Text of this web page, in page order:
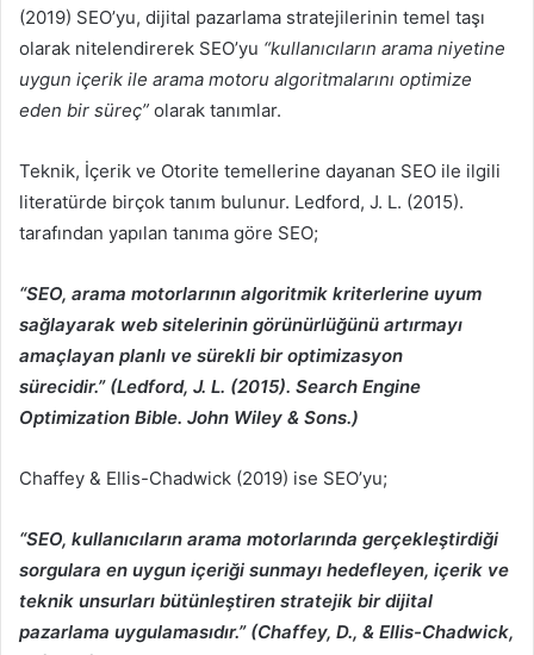
(2019) SEO’yu, dijital pazarlama stratejilerinin temel taşı
olarak nitelendirerek SEO’yu “kullanıcıların arama niyetine
uygun içerik ile arama motoru algoritmalarını optimize
eden bir süreç” olarak tanımlar.
Teknik, İçerik ve Otorite temellerine dayanan SEO ile ilgili
literatürde birçok tanım bulunur. Ledford, J. L. (2015).
tarafından yapılan tanıma göre SEO;
“SEO, arama motorlarının algoritmik kriterlerine uyum
sağlayarak web sitelerinin görünürlüğünü artırmayı
amaçlayan planlı ve sürekli bir optimizasyon
sürecidir.” (Ledford, J. L. (2015). Search Engine
Optimization Bible. John Wiley & Sons.)
Chaffey & Ellis-Chadwick (2019) ise SEO’yu;
“SEO, kullanıcıların arama motorlarında gerçekleştirdiği
sorgulara en uygun içeriği sunmayı hedefleyen, içerik ve
teknik unsurları bütünleştiren stratejik bir dijital
pazarlama uygulamasıdır.” (Chaffey, D., & Ellis-Chadwick,